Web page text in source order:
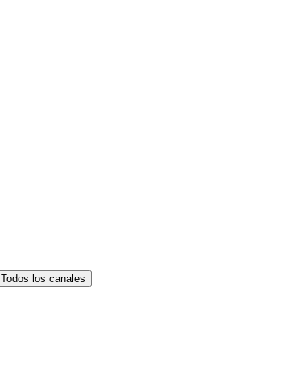
Todos los canales